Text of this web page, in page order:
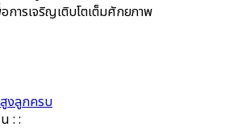
การเจริญเติบโต
1,990 บาท